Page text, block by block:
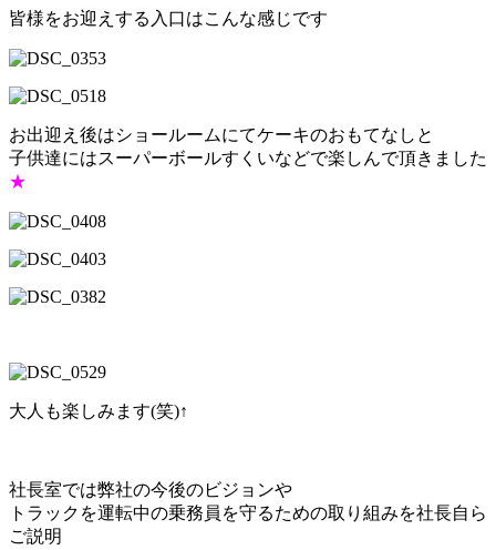
皆様をお迎えする入口はこんな感じです
お出迎え後はショールームにてケーキのおもてなしと
子供達にはスーパーボールすくいなどで楽しんで頂きました
★
大人も楽しみます(笑)↑
社長室では弊社の今後のビジョンや
トラックを運転中の乗務員を守るための取り組みを社長自ら
ご説明